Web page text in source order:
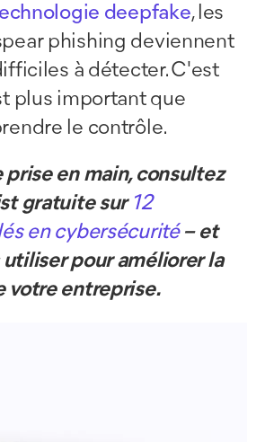
deepfake, les
phishing deviennent
à détecter. C'est
plus important que
le contrôle.
prise en main, consultez
gratuite sur 12
en cybersécurité– et
pour améliorer la
votre entreprise.